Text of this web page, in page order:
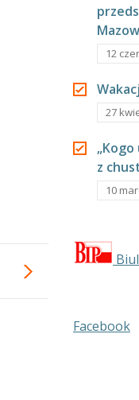
12
27
z
10
Facebook